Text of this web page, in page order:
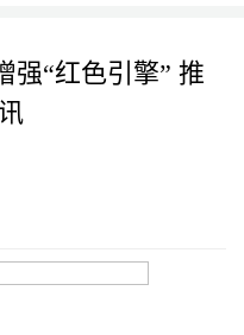
强“红色引擎” 推